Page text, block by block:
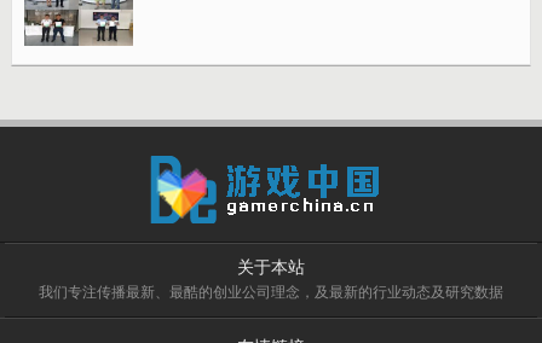
关于本站
我们专注传播最新、最酷的创业公司理念，及最新的行业动态及研究数据